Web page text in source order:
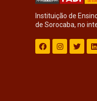
Instituição de
de Sorocaba, no